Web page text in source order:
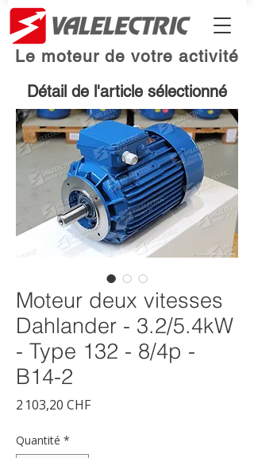
Le moteur de votre activité
Détail de l'article sélectionné
Moteur deux vitesses
Dahlander - 3.2/5.4kW
- Type 132 - 8/4p -
B14-2
2 103,20 CHFPrix
Quantité *